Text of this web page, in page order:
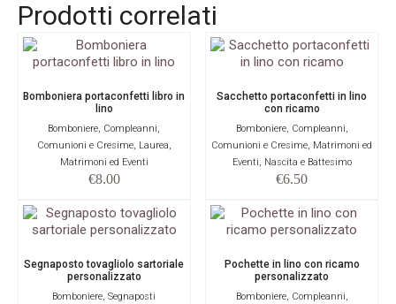
Prodotti correlati
Bomboniera portaconfetti libro in
lino
Bomboniere, Compleanni,
Comunioni e Cresime, Laurea,
Matrimoni ed Eventi
€8.00
Sacchetto portaconfetti in lino
con ricamo
Bomboniere, Compleanni,
Comunioni e Cresime, Matrimoni ed
Eventi, Nascita e Battesimo
€6.50
Segnaposto tovagliolo sartoriale
personalizzato
Bomboniere, Segnaposti
Pochette in lino con ricamo
personalizzato
Bomboniere, Compleanni,